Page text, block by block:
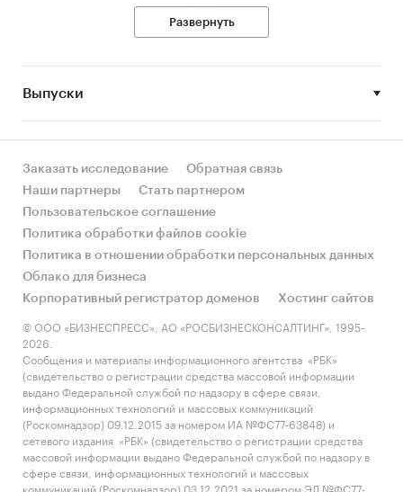
или нескольких разделов.
Потребительские услуги
Игроки
Развернуть
Выпуски
Заказать исследование
Обратная связь
Наши партнеры
Стать партнером
Пользовательское соглашение
Политика обработки файлов cookie
Политика в отношении обработки персональных данных
Облако для бизнеса
Корпоративный регистратор доменов
Хостинг сайтов
© ООО «БИЗНЕСПРЕСС», АО «РОСБИЗНЕСКОНСАЛТИНГ», 1995-
2026.
Сообщения и материалы информационного агентства «РБК»
(свидетельство о регистрации средства массовой информации
выдано Федеральной службой по надзору в сфере связи,
информационных технологий и массовых коммуникаций
(Роскомнадзор) 09.12.2015 за номером ИА №ФС77-63848) и
сетевого издания «РБК» (свидетельство о регистрации средства
массовой информации выдано Федеральной службой по надзору в
сфере связи, информационных технологий и массовых
коммуникаций (Роскомнадзор) 03.12.2021 за номером ЭЛ №ФС77-